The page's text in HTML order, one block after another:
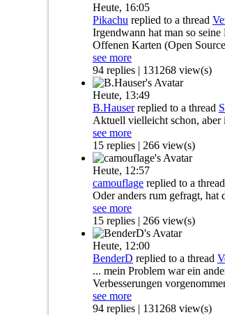
Heute, 16:05
Pikachu replied to a thread
Irgendwann hat man so
Offenen Karten (Open
see more
94 replies | 131268 view(s)
Heute, 13:49
B.Hauserreplied to a thread
Aktuell vielleicht schon, aber
see more
15 replies | 266 view(s)
Heute, 12:57
camouflage replied to a thread
Oder anders rum gefragt,
see more
15 replies | 266 view(s)
Heute, 12:00
BenderD replied to a thread
... mein Problem war ein
Verbesserungen
see more
94 replies | 131268 view(s)